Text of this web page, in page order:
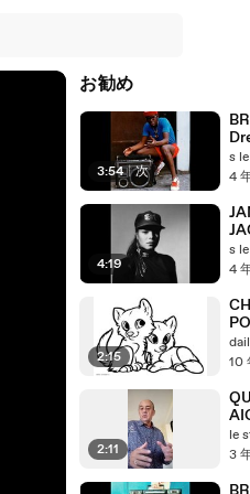
お勧め
3:54 | 次
Le
s
4
4:19
Le
s
4
2:15
LA
10
2:11
3